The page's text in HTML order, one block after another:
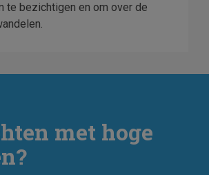
te bezichtigen en om over de
met hoge